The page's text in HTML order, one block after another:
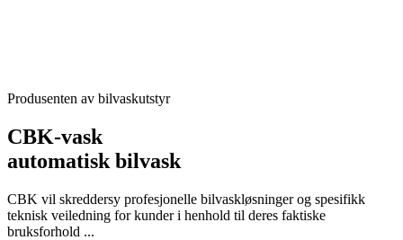
Produsenten av bilvaskutstyr
CBK-vask
automatisk bilvask
CBK vil skreddersy profesjonelle bilvaskløsninger og spesifikk
teknisk veiledning for kunder i henhold til deres faktiske
bruksforhold ...